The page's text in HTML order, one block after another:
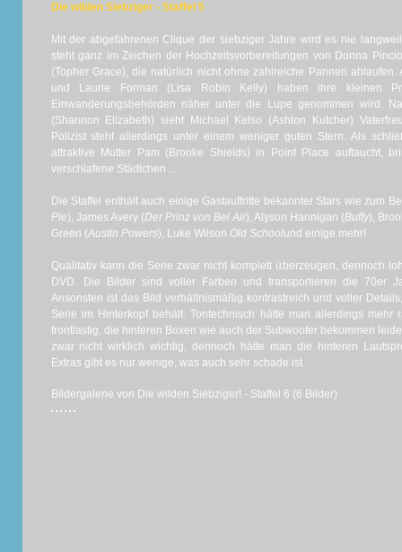
Die wilden Siebziger - Staffel 5
Mit der abgefahrenen Clique der siebziger Jahre wird es nie
steht ganz im Zeichen der Hochzeitsvorbereitungen von Donna
(Topher Grace), die natürlich nicht ohne zahlreiche Pannen ablaufen.
und Laurie Forman (Lisa Robin Kelly) haben ihre kleinen
Einwanderungsbehörden näher unter die Lupe genommen wird.
(Shannon Elizabeth) sieht Michael Kelso (Ashton Kutcher)
Polizist steht allerdings unter einem weniger guten Stern. Als
attraktive Mutter Pam (Brooke Shields) in Point Place auftaucht,
verschlafene Städtchen ...
Die Staffel enthält auch einige Gastauftritte bekannter Stars wie zum
Pie), James Avery (Der Prinz von Bel Air), Alyson Hannigan (Buffy),
Green (Austin Powers), Luke Wilson Old Schoolund einige mehr!
Qualitativ kann die Serie zwar nicht komplett überzeugen, dennoch
DVD. Die Bilder sind voller Farben und transportieren die 70er
Ansonsten ist das Bild verhältnismäßig kontrastreich und voller
Serie im Hinterkopf behält. Tontechnisch hätte man allerdings mehr
frontlastig, die hinteren Boxen wie auch der Subwoofer bekommen
zwar nicht wirklich wichtig, dennoch hätte man die hinteren
Extras gibt es nur wenige, was auch sehr schade ist.
Bildergalerie von Die wilden Siebziger! - Staffel 6 (6 Bilder)